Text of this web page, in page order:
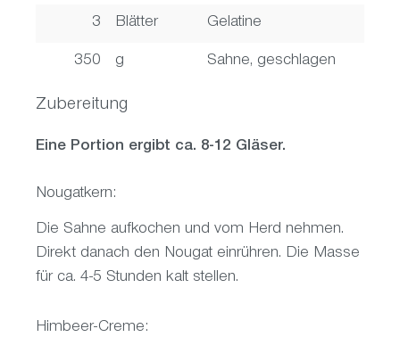
3 Blätter Gelatine
350 g Sahne, geschlagen
Zubereitung
Eine Portion ergibt ca. 8-12 Gläser.
Nougatkern:
Die Sahne aufkochen und vom Herd nehmen.
Direkt danach den Nougat einrühren. Die Masse
für ca. 4-5 Stunden kalt stellen.
Himbeer-Creme: